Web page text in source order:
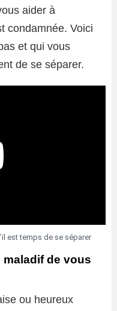
aider à
condamnée. Voici
et qui vous
de se séparer.
est temps de se séparer
de vous
ou heureux